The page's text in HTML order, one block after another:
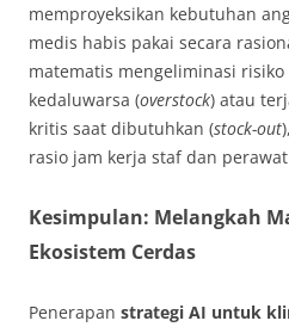
memproyeksikan kebutuhan
medis habis pakai secara
matematis mengeliminasi
kedaluwarsa (overstock) atau
kritis saat dibutuhkan (stock-out
rasio jam kerja staf dan
Kesimpulan: Melangkah
Ekosistem Cerdas
Penerapan strategi AI untuk